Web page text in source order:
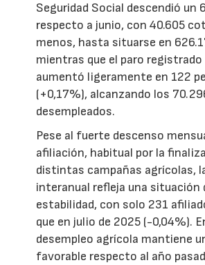
Seguridad Social descendió un
respecto a junio, con 40.605
menos, hasta situarse en
mientras que el paro
aumentó ligeramente en 122
(+0,17%), alcanzando los
desempleados.
Pese al fuerte descenso
afiliación, habitual por la
distintas campañas agrícolas,
interanual refleja una situación
estabilidad, con solo 231
que en julio de 2025 (-0,04%).
desempleo agrícola mantiene
favorable respecto al año